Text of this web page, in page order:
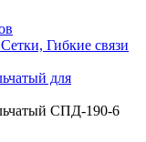
Гибкие связи
для
СПД-190-6